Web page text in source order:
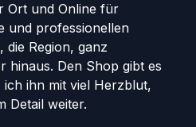
Ort und Online für
und professionellen
Region, ganz
hinaus. Den Shop gibt es
ich ihn mit viel Herzblut,
Detail weiter.